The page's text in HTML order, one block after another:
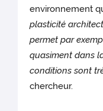
environnement
plasticité
permet par
quasiment dans
conditions sont
chercheur.